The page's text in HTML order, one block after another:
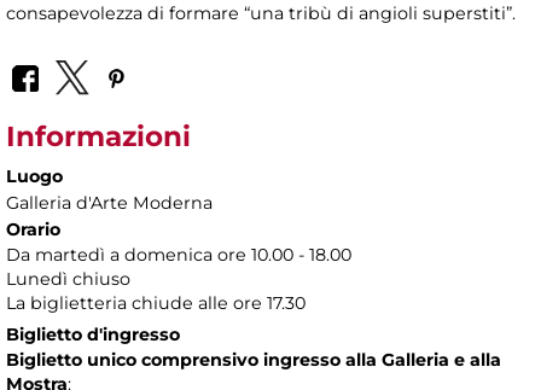
consapevolezza di formare “una tribù di angioli superstiti”.
Informazioni
Luogo
Galleria d'Arte Moderna
Orario
Da martedì a domenica ore 10.00 - 18.00
Lunedì chiuso
La biglietteria chiude alle ore 17.30
Biglietto d'ingresso
Biglietto unico comprensivo ingresso alla Galleria e alla
Mostra: